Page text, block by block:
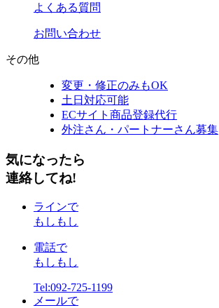
よくある質問
お問い合わせ
その他
変更・修正のみもOK
土日対応可能
ECサイト商品登録代行
外注さん・パートナーさん募集
気になったら
連絡してね!
ラインで
もしもし
電話で
もしもし
Tel:092-725-1199
メールで